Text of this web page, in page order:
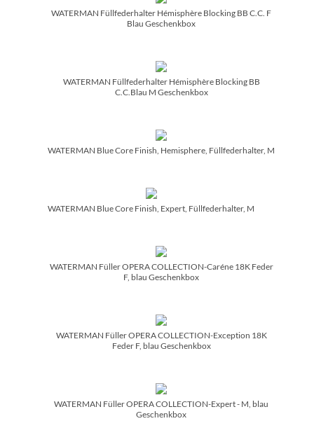
WATERMAN Füllfederhalter Hémisphère Blocking BB C.C. F
Blau Geschenkbox
WATERMAN Füllfederhalter Hémisphère Blocking BB
C.C.Blau M Geschenkbox
WATERMAN Blue Core Finish, Hemisphere, Füllfederhalter, M
WATERMAN Blue Core Finish, Expert, Füllfederhalter, M
WATERMAN Füller OPERA COLLECTION-Caréne 18K Feder
F, blau Geschenkbox
WATERMAN Füller OPERA COLLECTION-Exception 18K
Feder F, blau Geschenkbox
WATERMAN Füller OPERA COLLECTION-Expert - M, blau
Geschenkbox